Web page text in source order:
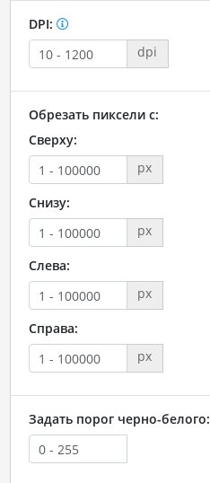
DPI:
dpi
Обрезать пиксели с:
Сверху:
px
Снизу:
px
Слева:
px
Справа:
px
Задать порог черно-белого: